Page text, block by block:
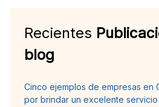
Recientes
blog
Cinco ejemplos de empresas en
por brindar un excelente servicio